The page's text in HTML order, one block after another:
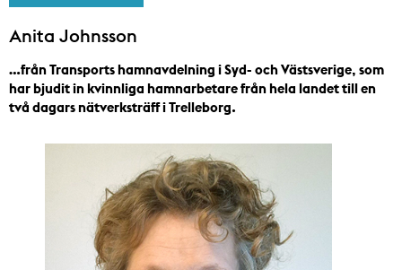
Anita Johnsson
…från Transports hamnavdelning i Syd- och Västsverige, som
har bjudit in kvinnliga hamnarbetare från hela landet till en
två dagars nätverksträff i Trelleborg.